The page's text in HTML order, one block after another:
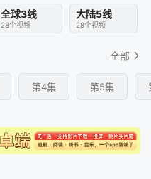
全球3线
28个视频
大陆5线
28个视频
全部
第4集 第5集